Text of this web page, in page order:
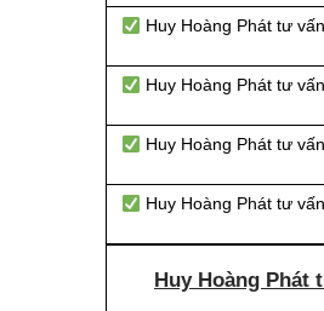
Huy Hoàng Phát tư
Huy Hoàng Phát tư
Huy Hoàng Phát tư
Huy Hoàng Phát tư
Huy Hoàng Phát